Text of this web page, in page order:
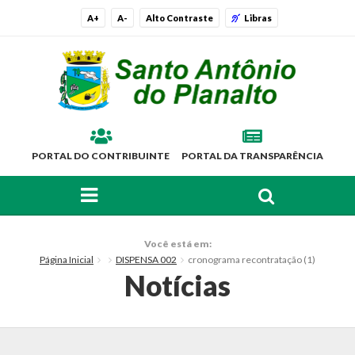
A+ A- Alto Contraste Libras
PORTAL DO CONTRIBUINTE PORTAL DA TRANSPARÊNCIA
Você está em:
Página Inicial
DISPENSA 002 cronograma recontratação (1)
Notícias